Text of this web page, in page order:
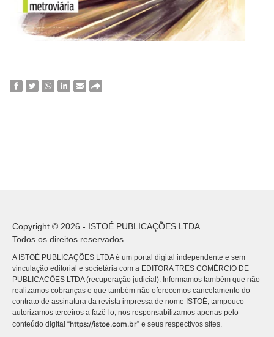
Copyright © 2026 - ISTOÉ PUBLICAÇÕES LTDA
Todos os direitos reservados.
A ISTOÉ PUBLICAÇÕES LTDA é um portal digital independente e sem
vinculação editorial e societária com a EDITORA TRES COMÉRCIO DE
PUBLICACÕES LTDA (recuperação judicial). Informamos também que não
realizamos cobranças e que também não oferecemos cancelamento do
contrato de assinatura da revista impressa de nome ISTOÉ, tampouco
autorizamos terceiros a fazê-lo, nos responsabilizamos apenas pelo
conteúdo digital “https://istoe.com.br” e seus respectivos sites.